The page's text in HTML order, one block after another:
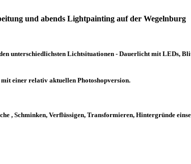
und abends Lightpainting auf der Wegelnburg
unterschiedlichsten Lichtsituationen - Dauerlicht mit LEDs,
einer relativ aktuellen Photoshopversion.
, Schminken, Verflüssigen, Transformieren, Hintergründe